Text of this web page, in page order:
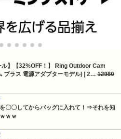
】【32%OFF！】 Ring Outdoor Cam
プラス 電源アダプターモデル) | 2… 12980
〇〇してからバッグに入れて！⇒それを知
ｗｗ